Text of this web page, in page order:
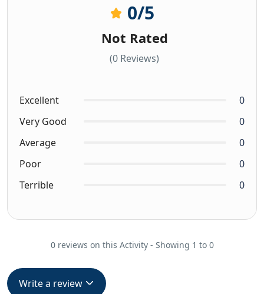
0/5
Not Rated
(0 Reviews)
Excellent
0
Very Good
0
Average
0
Poor
0
Terrible
0
0 reviews on this Activity - Showing 1 to 0
Write a review